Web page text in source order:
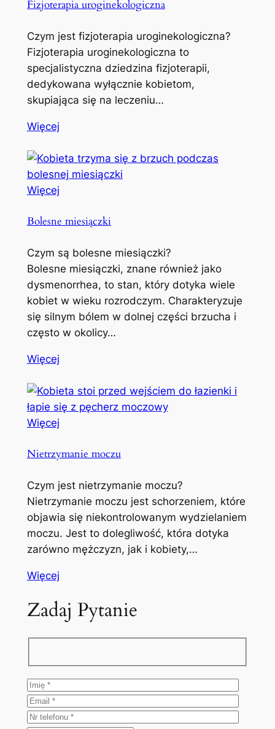
Fizjoterapia uroginekologiczna
Czym jest fizjoterapia uroginekologiczna?
Fizjoterapia uroginekologiczna to
specjalistyczna dziedzina fizjoterapii,
dedykowana wyłącznie kobietom,
skupiająca się na leczeniu…
Więcej
Więcej
Bolesne miesiączki
Czym są bolesne miesiączki?
Bolesne miesiączki, znane również jako
dysmenorrhea, to stan, który dotyka wiele
kobiet w wieku rozrodczym. Charakteryzuje
się silnym bólem w dolnej części brzucha i
często w okolicy…
Więcej
Więcej
Nietrzymanie moczu
Czym jest nietrzymanie moczu?
Nietrzymanie moczu jest schorzeniem, które
objawia się niekontrolowanym wydzielaniem
moczu. Jest to dolegliwość, która dotyka
zarówno mężczyzn, jak i kobiety,…
Więcej
Zadaj Pytanie